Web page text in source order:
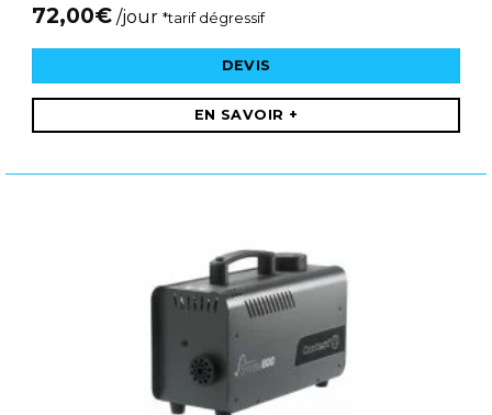
72,00€ /jour *tarif dégressif
DEVIS
EN SAVOIR +